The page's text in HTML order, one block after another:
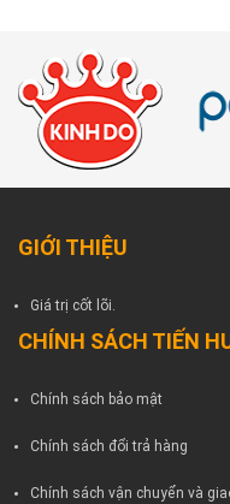
GIỚI THIỆU
Giá trị cốt lõi.
CHÍNH SÁCH TIẾN
Chính sách bảo mật
Chính sách đổi trả hàng
Chính sách vận chuyển và